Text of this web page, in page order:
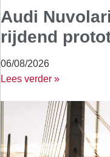
Audi
rijdend
06/08/2026
Lees verder »